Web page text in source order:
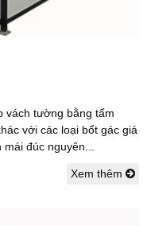
vách tường bằng tấm
với các loại bốt gác giá
đúc nguyên...
Xem thêm